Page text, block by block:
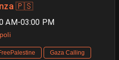
🇵🇸
AM-03:00 PM
Gaza Calling